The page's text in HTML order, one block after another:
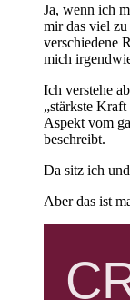
Ja, wenn ich
mir das viel
verschiedene
mich
Ich verstehe
„stärkste
Aspekt vom
beschreibt.
Da sitz ich
Aber das ist